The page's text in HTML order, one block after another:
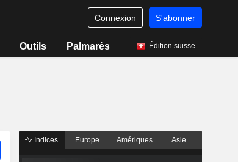
Connexion S'abonner
Outils Palmarès Édition suisse
Indices Europe Amériques Asie